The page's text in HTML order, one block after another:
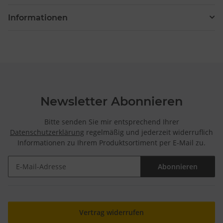
Informationen
Newsletter Abonnieren
Bitte senden Sie mir entsprechend Ihrer
Datenschutzerklärung regelmäßig und jederzeit widerruflich
Informationen zu Ihrem Produktsortiment per E-Mail zu.
Abonnieren
Vertrag widerrufen
von Daten aus verschiedenen Quellen